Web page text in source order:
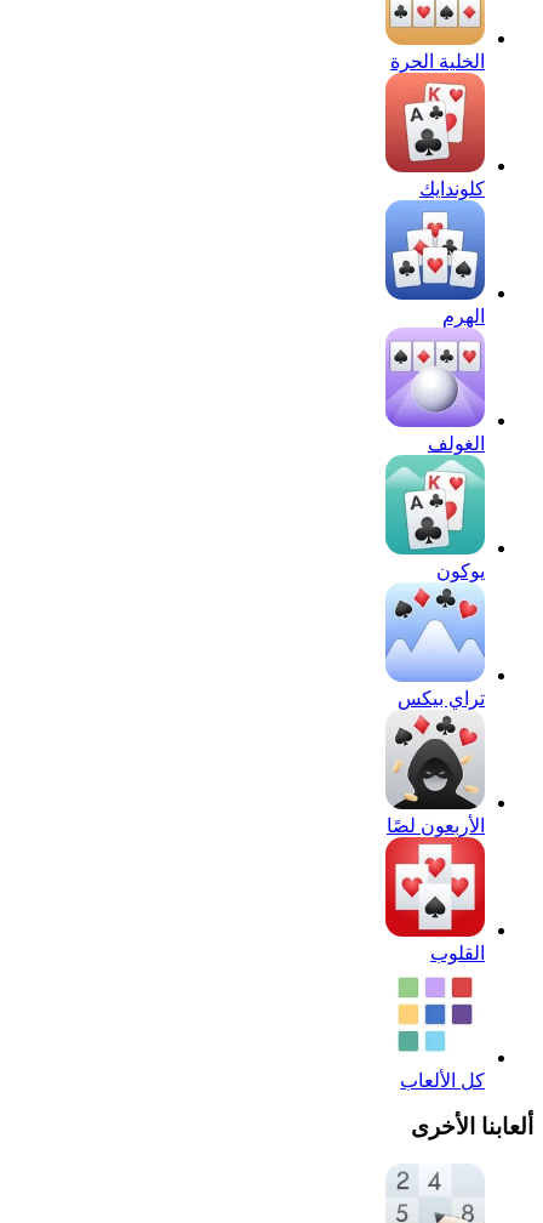
الخلية الحرة
كلوندايك
الهرم
الغولف
يوكون
تراي بيكس
الأربعون لصًا
القلوب
كل الألعاب
ألعابنا الأخرى